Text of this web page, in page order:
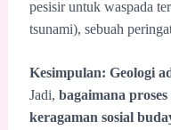
pesisir untuk waspada
tsunami), sebuah
Kesimpulan: Geologi
Jadi, bagaimana
keragaman sosial